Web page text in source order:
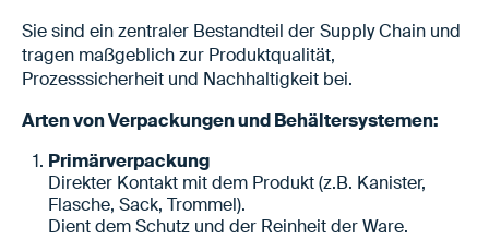
Sie sind ein zentraler Bestandteil der Supply Chain und
tragen maßgeblich zur Produktqualität,
Prozesssicherheit und Nachhaltigkeit bei.
Arten von Verpackungen und Behältersystemen:
Primärverpackung
Direkter Kontakt mit dem Produkt (z.B. Kanister,
Flasche, Sack, Trommel).
Dient dem Schutz und der Reinheit der Ware.